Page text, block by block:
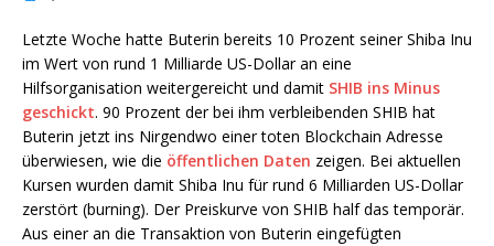
Letzte Woche hatte Buterin bereits 10 Prozent seiner Shiba Inu
im Wert von rund 1 Milliarde US-Dollar an eine
Hilfsorganisation weitergereicht und damit SHIB ins Minus
geschickt. 90 Prozent der bei ihm verbleibenden SHIB hat
Buterin jetzt ins Nirgendwo einer toten Blockchain Adresse
überwiesen, wie die öffentlichen Daten zeigen. Bei aktuellen
Kursen wurden damit Shiba Inu für rund 6 Milliarden US-Dollar
zerstört (burning). Der Preiskurve von SHIB half das temporär.
Aus einer an die Transaktion von Buterin eingefügten